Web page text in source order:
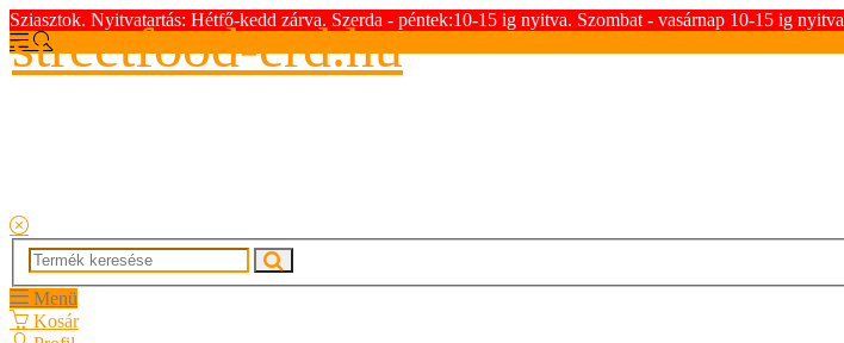
Sziasztok. Nyitvatartás: Hétfő-kedd zárva. Szerda - péntek:10-15 ig nyitva. Szombat - vasárnap 10-15 ig nyitva
streetfood-erd.hu
Menü
Kosár